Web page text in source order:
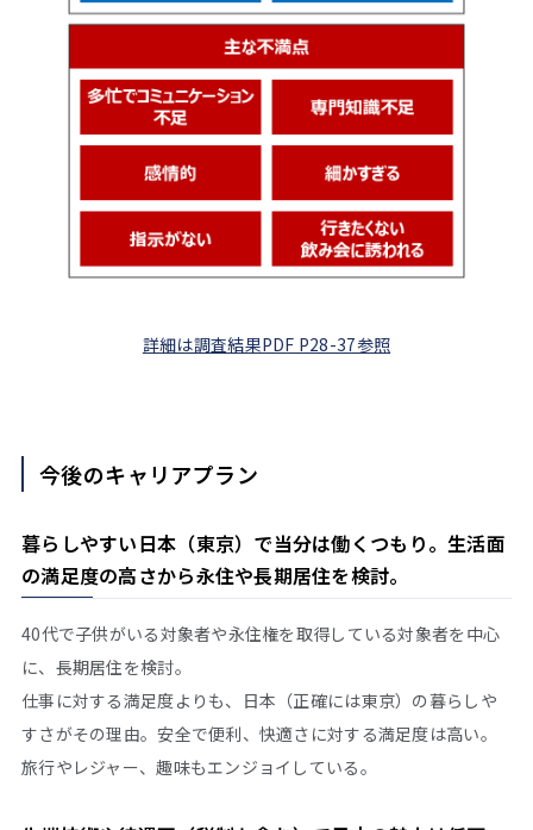
詳細は調査結果PDF P28-37参照
今後のキャリアプラン
暮らしやすい日本（東京）で当分は働くつもり。生活面
の満足度の高さから永住や長期居住を検討。
40代で子供がいる対象者や永住権を取得している対象者を中心
に、長期居住を検討。
仕事に対する満足度よりも、日本（正確には東京）の暮らしや
すさがその理由。安全で便利、快適さに対する満足度は高い。
旅行やレジャー、趣味もエンジョイしている。